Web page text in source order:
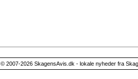
© 2007-2026 SkagensAvis.dk - lokale nyheder fra